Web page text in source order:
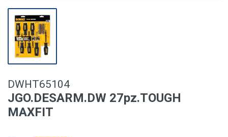
DWHT65104
JGO.DESARM.DW 27pz.TOUGH
MAXFIT